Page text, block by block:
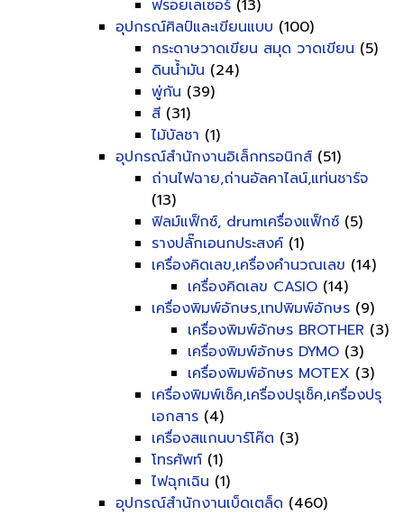
ฟรอยเลเซอร์ (13)
อุปกรณ์ศิลป์และเขียนแบบ (100)
กระดาษวาดเขียน สมุด วาดเขียน (5)
ดินน้ำมัน (24)
พู่กัน (39)
สี (31)
ไม้บัลชา (1)
อุปกรณ์สำนักงานอิเล็กทรอนิกส์ (51)
ถ่านไฟฉาย,ถ่านอัลคาไลน์,แท่นชาร์จ
(13)
ฟิลม์แฟ็กซ์, drumเครื่องแฟ็กซ์ (5)
รางปลั๊กเอนกประสงค์ (1)
เครื่องคิดเลข,เครื่องคำนวณเลข (14)
เครื่องคิดเลข CASIO (14)
เครื่องพิมพ์อักษร,เทปพิมพ์อักษร (9)
เครื่องพิมพ์อักษร BROTHER (3)
เครื่องพิมพ์อักษร DYMO (3)
เครื่องพิมพ์อักษร MOTEX (3)
เครื่องพิมพ์เช็ค,เครื่องปรุเช็ค,เครื่องปรุ
เอกสาร (4)
เครื่องสแกนบาร์โค๊ต (3)
โทรศัพท์ (1)
ไฟฉุกเฉิน (1)
อุปกรณ์สำนักงานเบ็ดเตล็ด (460)